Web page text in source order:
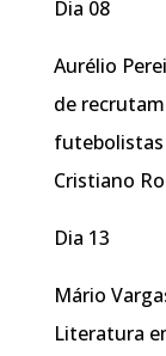
Dia 08
Aurélio
de
futebolistas
Cristiano
Dia 13
Mário
Literatura